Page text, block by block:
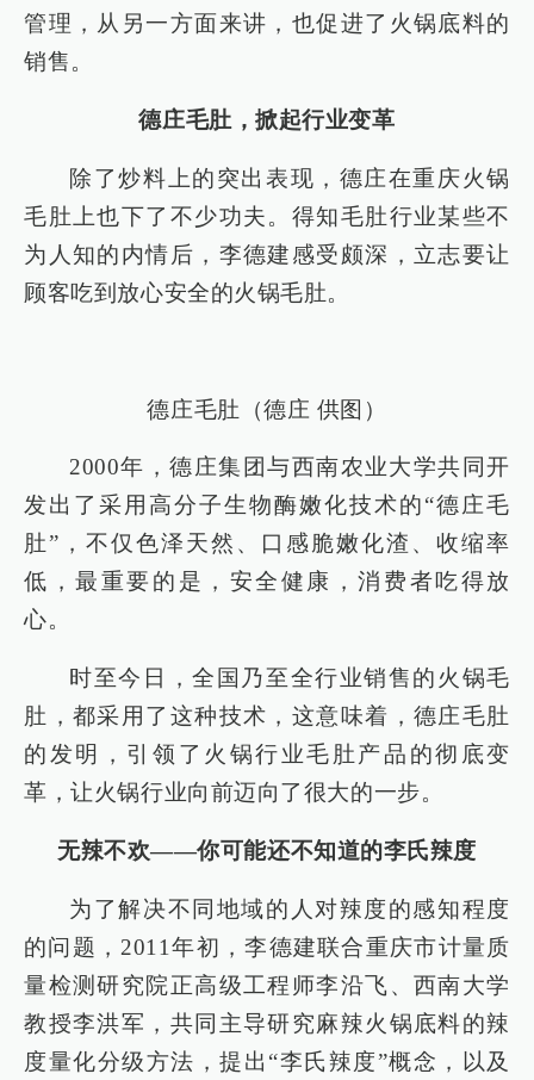
管理，从另一方面来讲，也促进了火锅底料的
销售。
德庄毛肚，掀起行业变革
除了炒料上的突出表现，德庄在重庆火锅
毛肚上也下了不少功夫。得知毛肚行业某些不
为人知的内情后，李德建感受颇深，立志要让
顾客吃到放心安全的火锅毛肚。
德庄毛肚（德庄 供图）
2000年，德庄集团与西南农业大学共同开
发出了采用高分子生物酶嫩化技术的“德庄毛
肚”，不仅色泽天然、口感脆嫩化渣、收缩率
低，最重要的是，安全健康，消费者吃得放
心。
时至今日，全国乃至全行业销售的火锅毛
肚，都采用了这种技术，这意味着，德庄毛肚
的发明，引领了火锅行业毛肚产品的彻底变
革，让火锅行业向前迈向了很大的一步。
无辣不欢——你可能还不知道的李氏辣度
为了解决不同地域的人对辣度的感知程度
的问题，2011年初，李德建联合重庆市计量质
量检测研究院正高级工程师李沿飞、西南大学
教授李洪军，共同主导研究麻辣火锅底料的辣
度量化分级方法，提出“李氏辣度”概念，以及